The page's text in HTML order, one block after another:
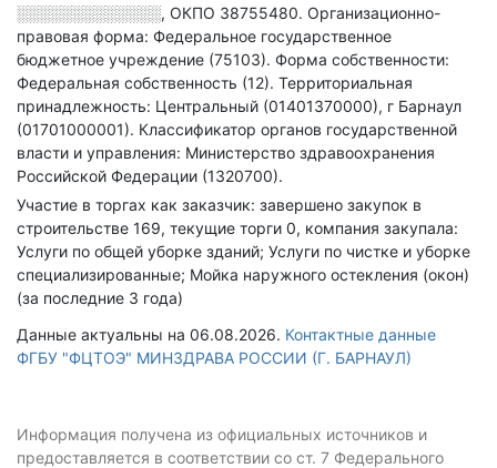
░░░░░░░░░░░░░, ОКПО 38755480. Организационно-
правовая форма: Федеральное государственное
бюджетное учреждение (75103). Форма собственности:
Федеральная собственность (12). Территориальная
принадлежность: Центральный (01401370000), г Барнаул
(01701000001). Классификатор органов государственной
власти и управления: Министерство здравоохранения
Российской Федерации (1320700).
Участие в торгах как заказчик: завершено закупок в
строительстве 169, текущие торги 0, компания закупала:
Услуги по общей уборке зданий; Услуги по чистке и уборке
специализированные; Мойка наружного остекления (окон)
(за последние 3 года)
Данные актуальны на 06.08.2026. Контактные данные
ФГБУ "ФЦТОЭ" МИНЗДРАВА РОССИИ (Г. БАРНАУЛ)
Информация получена из официальных источников и
предоставляется в соответствии со ст. 7 Федерального